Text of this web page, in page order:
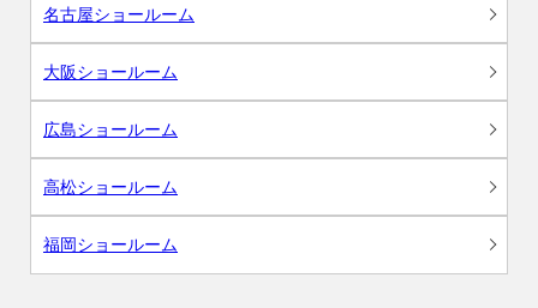
名古屋ショールーム
大阪ショールーム
広島ショールーム
高松ショールーム
福岡ショールーム